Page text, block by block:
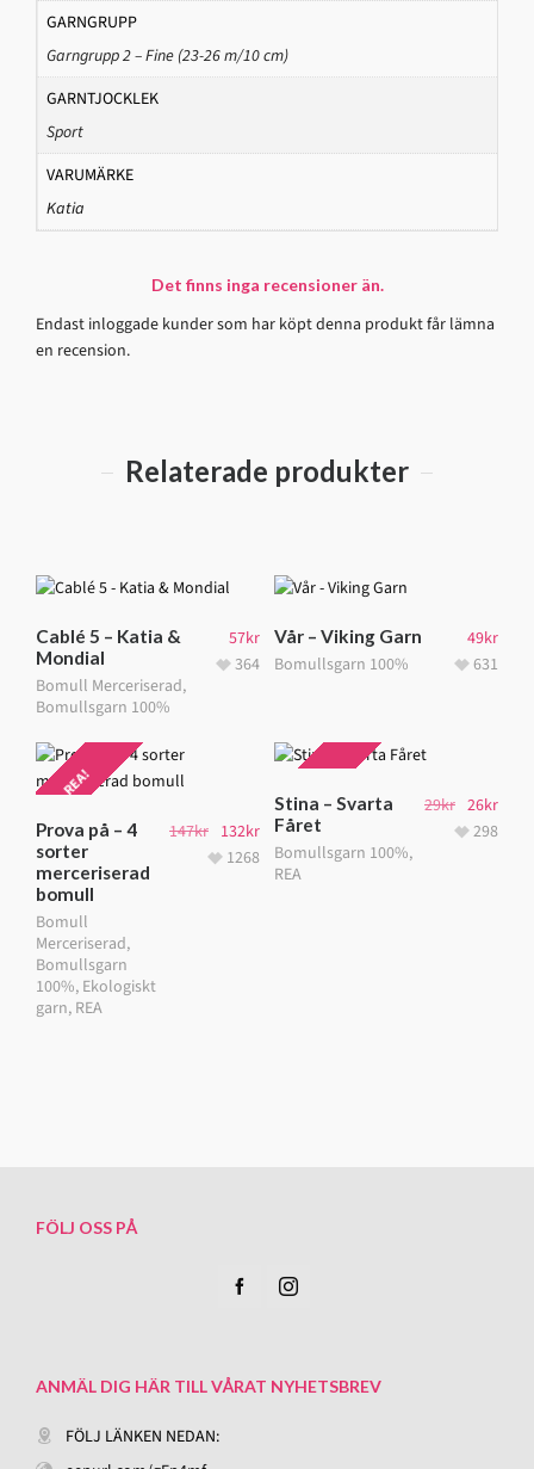
GARNGRUPP
Garngrupp 2 – Fine (23-26 m/10 cm)
GARNTJOCKLEK
Sport
VARUMÄRKE
Katia
Det finns inga recensioner än.
Endast inloggade kunder som har köpt denna produkt får lämna
en recension.
Relaterade produkter
Cablé 5 – Katia &
Mondial
Bomull Merceriserad,
Bomullsgarn 100%
57kr
364
Vår – Viking Garn
Bomullsgarn 100%
49kr
631
REA!
Prova på – 4
sorter
merceriserad
bomull
Bomull
Merceriserad,
Bomullsgarn
100%, Ekologiskt
garn, REA
147kr 132kr
1268
Stina – Svarta
Fåret
Bomullsgarn 100%,
REA
29kr 26kr
298
FÖLJ OSS PÅ
ANMÄL DIG HÄR TILL VÅRAT NYHETSBREV
FÖLJ LÄNKEN NEDAN: